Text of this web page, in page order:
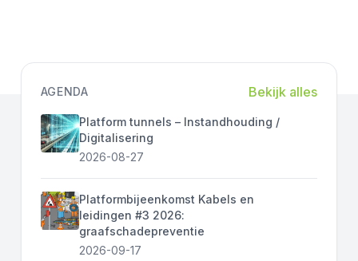
AGENDA Bekijk alles
Platform tunnels – Instandhouding /
Digitalisering
2026-08-27
Platformbijeenkomst Kabels en
leidingen #3 2026:
graafschadepreventie
2026-09-17